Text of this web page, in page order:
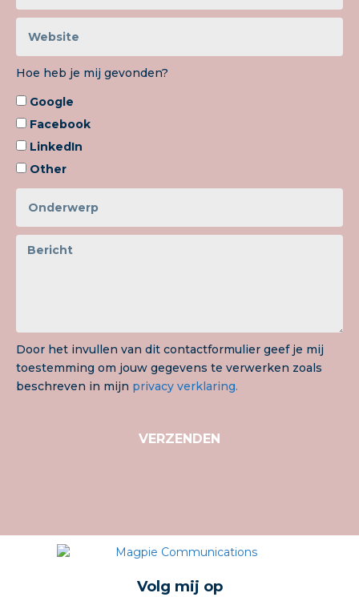
Hoe heb je mij gevonden?
Google
Facebook
LinkedIn
Other
Door het invullen van dit contactformulier geef je mij
toestemming om jouw gegevens te verwerken zoals
beschreven in mijn privacy verklaring.
VERZENDEN
Volg mij op